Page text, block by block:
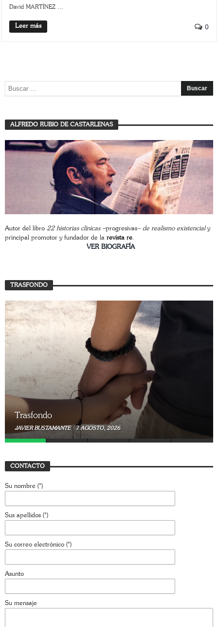
David MARTÍNEZ ...
Leer más 0
ALFREDO RUBIO DE CASTARLENAS
Autor del libro 22 historias clínicas –progresivas– de realismo existencialy
principal promotor y fundador de la revista re.
VER BIOGRAFÍA
TRASFONDO
Trasfondo
JAVIER BUSTAMANTE 7 AGOSTO, 2026
CONTACTO
Su nombre (*)
Sus apellidos (*)
Su correo electrónico (*)
Asunto
Su mensaje